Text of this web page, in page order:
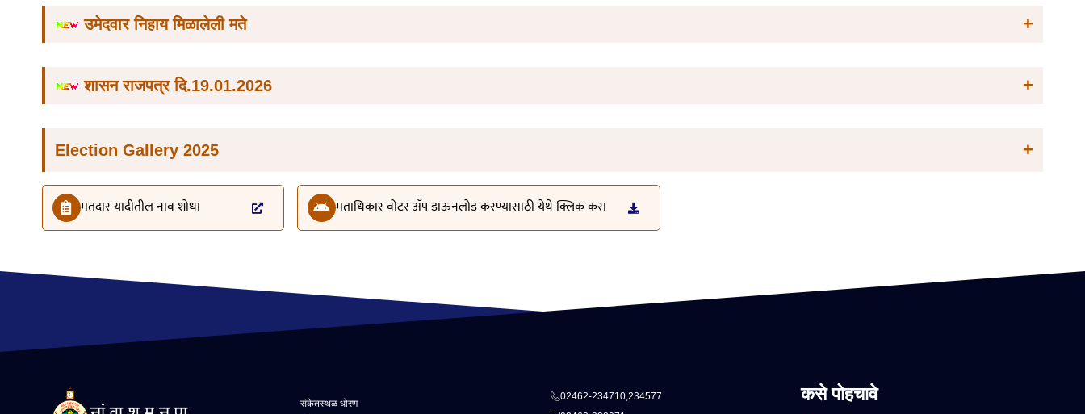
उमेदवार निहाय मिळालेली मते +
शासन राजपत्र दि.19.01.2026 +
Election Gallery 2025 +
मतदार यादीतील नाव शोधा मताधिकार वोटर ॲप डाऊनलोड करण्यासाठी येथे क्लिक करा
संकेतस्थळ धोरण
02462-234710,234577
कसे पोहचावे